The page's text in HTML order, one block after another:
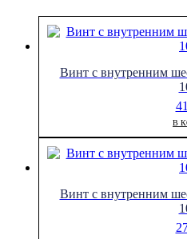
Винт с внутренним
В
Винт с внутренним